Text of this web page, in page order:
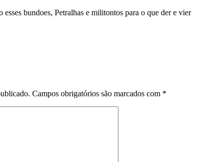
esses bundoes, Petralhas e militontos para o que der e vier
Campos obrigatórios são marcados com *